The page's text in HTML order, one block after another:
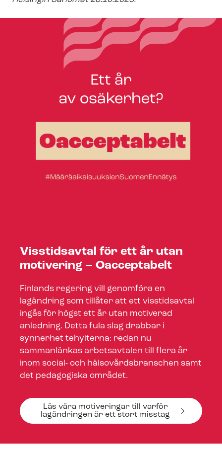
Visstidsavtal för ett år utan
motivering – Oacceptabelt
Finlands regering vill genomföra en
lagändring som tillåter att ett visstidsavtal
ingås för högst ett år utan motiverad
anledning. Detta fula slag drabbar i
synnerhet tehyiterna: redan nu
sammanlänkas arbetsavtalen till flera år
inom social- och häl­so­vårds­bran­schen samt
det pedagogiska området.
Läs våra motiveringar till varför
lagändringen är ett stort misstag